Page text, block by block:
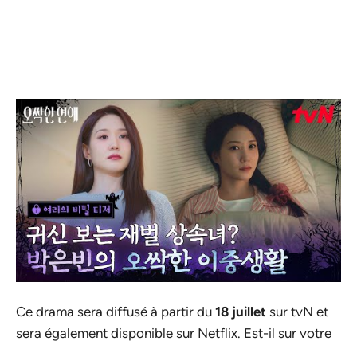
Ce drama sera diffusé à partir du 18 juillet sur tvN et
sera également disponible sur Netflix. Est-il sur votre